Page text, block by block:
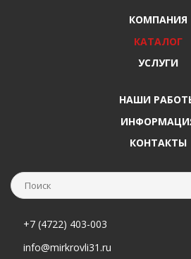
КОМПАНИЯ
КАТАЛОГ
УСЛУГИ
НАШИ
КОНТАКТЫ
+7 (4722) 403-003
info@mirkrovli31.ru